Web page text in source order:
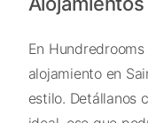
En
alojamiento en
estilo. Detállanos